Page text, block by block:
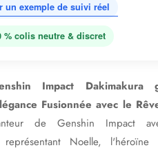
un exemple de suivi réel
% colis neutre & discret
Impact Dakimakura
Fusionnée avec le
de Genshin Impact
représentant Noelle,